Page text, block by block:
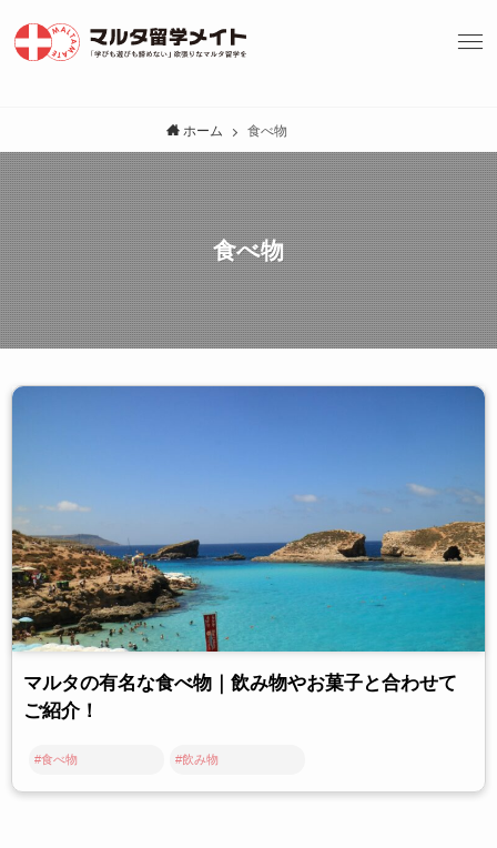
ホーム 食べ物
食べ物
マルタの有名な食べ物｜飲み物やお菓子と合わせて
ご紹介！
#食べ物 #飲み物